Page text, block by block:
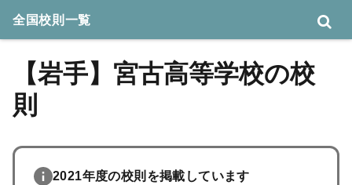
【岩手】宮古高等学校の校
則
2021年度の校則を掲載しています
全国校則一覧